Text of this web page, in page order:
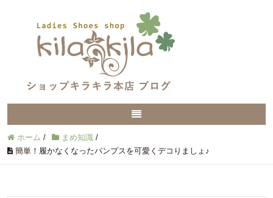
ホーム / まめ知識 /
簡単！履かなくなったパンプスを可愛くデコりましょ♪